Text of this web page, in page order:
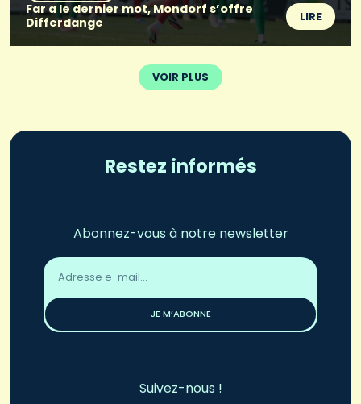
Far a le dernier mot, Mondorf s’offre
Differdange
LIRE
VOIR PLUS
Restez informés
Abonnez-vous à notre newsletter
Adresse
email
JE M’ABONNE
Suivez-nous !